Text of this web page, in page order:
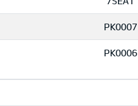
PK0007
PK0006